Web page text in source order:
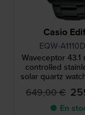
Casio
EQW-
Waveceptor 43.1
controlled
solar quartz
649,00 €
● En